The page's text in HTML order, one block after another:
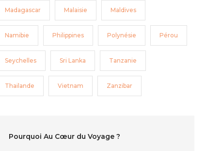
Madagascar Malaisie Maldives
Namibie Philippines Polynésie Pérou
Seychelles Sri Lanka Tanzanie
Thailande Vietnam Zanzibar
Pourquoi Au Cœur du Voyage ?